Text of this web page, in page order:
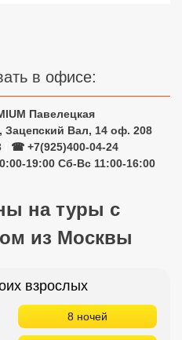
в офисе:
Павелецкая
Зацепский Вал, 14 оф. 208
☎ +7(925)400-04-24
19:00 Сб-Вс 11:00-16:00
на туры с
из Москвы
взрослых
8 ночей